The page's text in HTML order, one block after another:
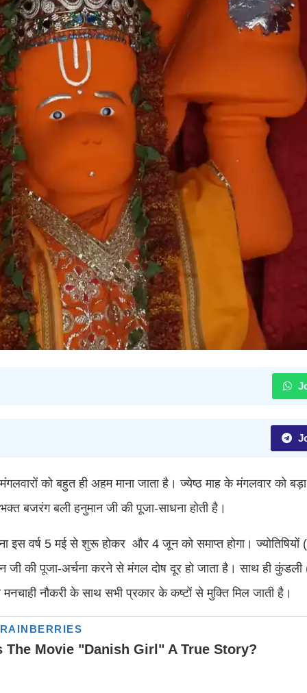
को बहुत ही अहम माना जाता है। ज्येष्ठ माह के मंगलवार को
बजरंग बली हनुमान जी की पूजा-साधना होती है।
इस वर्ष 5 मई से शुरू होकर और 4 जून को समाप्त होगा।
की पूजा-अर्चना करने से मंगल दोष दूर हो जाता है। साथ ही
नौकरी के साथ सभी प्रकार के कष्टों से मुक्ति मिल जाती है।